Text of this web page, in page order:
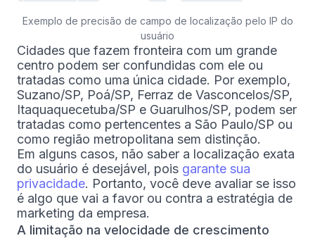
Exemplo de precisão de campo de localização pelo IP do
usuário
Cidades que fazem fronteira com um grande
centro podem ser confundidas com ele ou
tratadas como uma única cidade. Por exemplo,
Suzano/SP, Poá/SP, Ferraz de Vasconcelos/SP,
Itaquaquecetuba/SP e Guarulhos/SP, podem ser
tratadas como pertencentes a São Paulo/SP ou
como região metropolitana sem distinção.
Em alguns casos, não saber a localização exata
do usuário é desejável, pois garante sua
privacidade. Portanto, você deve avaliar se isso
é algo que vai a favor ou contra a estratégia de
marketing da empresa.
A limitação na velocidade de crescimento